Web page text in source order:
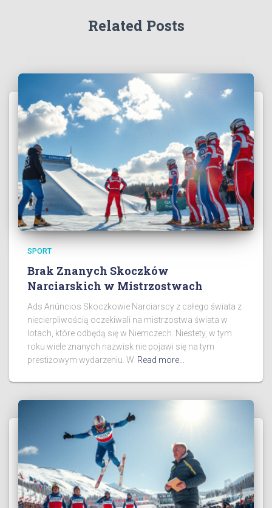
Related Posts
SPORT
Brak Znanych Skoczków
Narciarskich w Mistrzostwach
Ads Anúncios Skoczkowie Narciarscy z całego świata z
niecierpliwością oczekiwali na mistrzostwa świata w
lotach, które odbędą się w Niemczech. Niestety, w tym
roku wiele znanych nazwisk nie pojawi się na tym
prestiżowym wydarzeniu. W Read more…